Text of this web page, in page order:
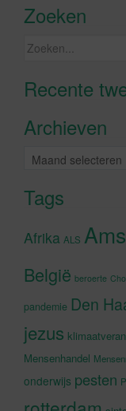
Zoeken
Zoeken
Recente Klik
Archieven
Archieven
Tags
Afrika ALS
België beroerte
pandemie Den
jezus
Mensenhandel
onderwijs pesten